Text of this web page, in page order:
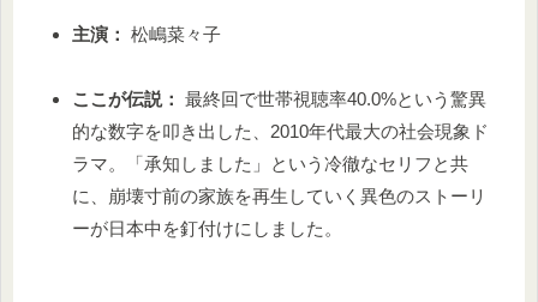
主演： 松嶋菜々子
ここが伝説： 最終回で世帯視聴率40.0%という驚異
的な数字を叩き出した、2010年代最大の社会現象ド
ラマ。「承知しました」という冷徹なセリフと共
に、崩壊寸前の家族を再生していく異色のストーリ
ーが日本中を釘付けにしました。